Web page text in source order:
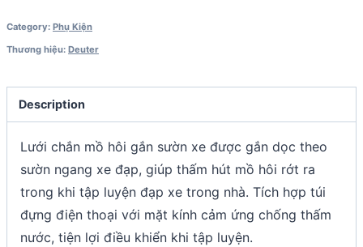
Category: Phụ Kiện
Thương hiệu: Deuter
Description
Lưới chắn mồ hôi gắn sườn xe được gắn dọc theo
sườn ngang xe đạp, giúp thấm hút mồ hôi rớt ra
trong khi tập luyện đạp xe trong nhà. Tích hợp túi
đựng điện thoại với mặt kính cảm ứng chống thấm
nước, tiện lợi điều khiển khi tập luyện.